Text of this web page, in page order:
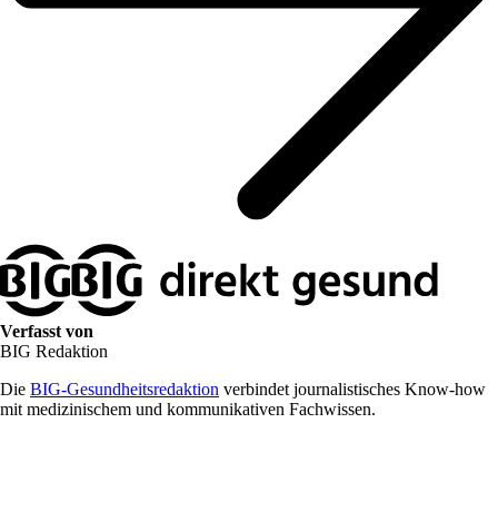
Verfasst von
BIG Redaktion
Die BIG-Gesundheitsredaktion verbindet journalistisches Know-how
mit medizinischem und kommunikativen Fachwissen.